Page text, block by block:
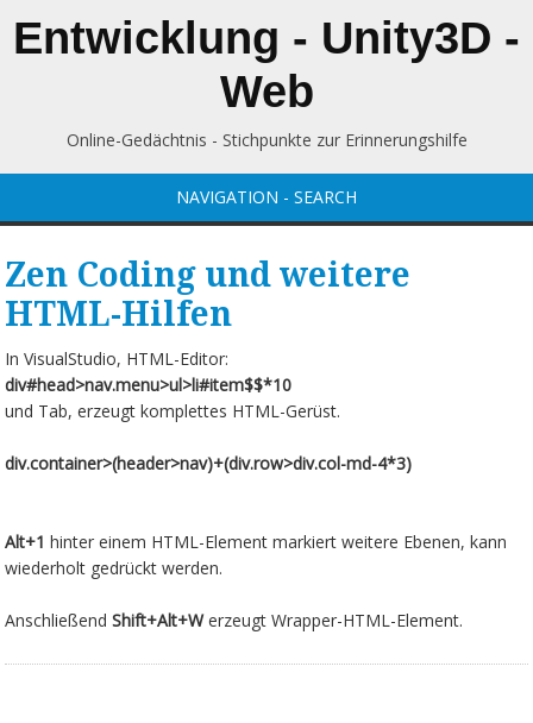
Entwicklung - Unity3D -
Web
Online-Gedächtnis - Stichpunkte zur Erinnerungshilfe
NAVIGATION - SEARCH
Zen Coding und weitere
HTML-Hilfen
In VisualStudio, HTML-Editor:
div#head>nav.menu>ul>li#item$$*10
und Tab, erzeugt komplettes HTML-Gerüst.
div.container>(header>nav)+(div.row>div.col-md-4*3)
Alt+1 hinter einem HTML-Element markiert weitere Ebenen, kann
wiederholt gedrückt werden.
AnschließendShift+Alt+Werzeugt Wrapper-HTML-Element.